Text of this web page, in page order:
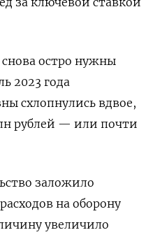
снова остро нужны
2023 года
схлопнулись вдвое,
рублей — или почти
заложило
на оборону
увеличило